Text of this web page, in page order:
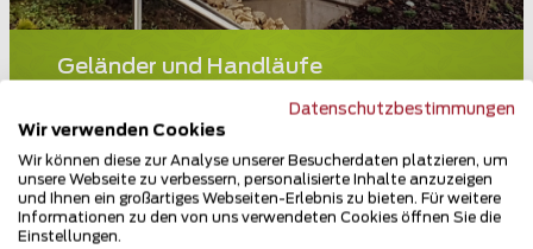
Geländer und Handläufe
Datenschutzbestimmungen
Wir verwenden Cookies
Wir können diese zur Analyse unserer Besucherdaten platzieren, um
unsere Webseite zu verbessern, personalisierte Inhalte anzuzeigen
und Ihnen ein großartiges Webseiten-Erlebnis zu bieten. Für weitere
Informationen zu den von uns verwendeten Cookies öffnen Sie die
Einstellungen.